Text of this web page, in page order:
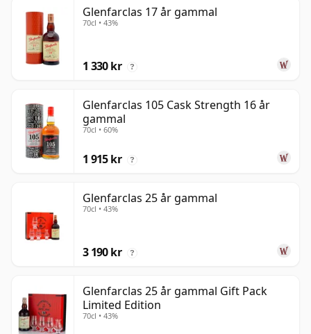
Glenfarclas 17 år gammal
70cl • 43%
1 330 kr ?
Glenfarclas 105 Cask Strength 16 år
gammal
70cl • 60%
1 915 kr ?
Glenfarclas 25 år gammal
70cl • 43%
3 190 kr ?
Glenfarclas 25 år gammal Gift Pack
Limited Edition
70cl • 43%